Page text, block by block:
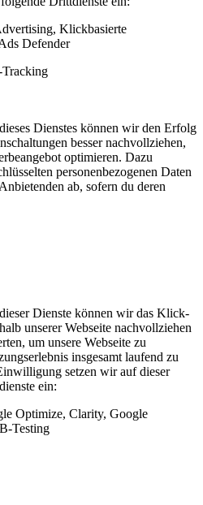
Klickbasierte
Defender
Dienstes können wir den Erfolg
besser nachvollziehen,
optimieren. Dazu
personenbezogenen Daten
ab, sofern du deren
Dienste können wir das Klick-
unserer Webseite nachvollziehen
um unsere Webseite zu
insgesamt laufend zu
setzen wir auf dieser
ein:
Optimize, Clarity, Google
Testing